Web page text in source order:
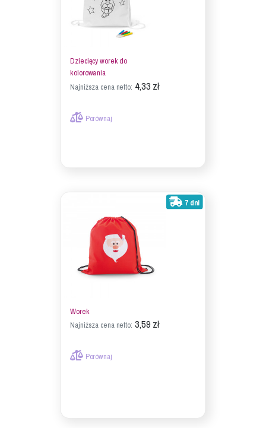
Dziecięcy worek do
kolorowania
Najniższa cena netto: 4,33 zł
Porównaj
7 dni
Worek
Najniższa cena netto: 3,59 zł
Porównaj